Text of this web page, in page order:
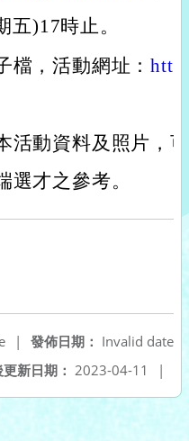
五)17時止。
檔，活動網址：
活動資料及照片，
選才之參考。
發佈日期： Invalid date
|
新日期： 2023-04-11 |